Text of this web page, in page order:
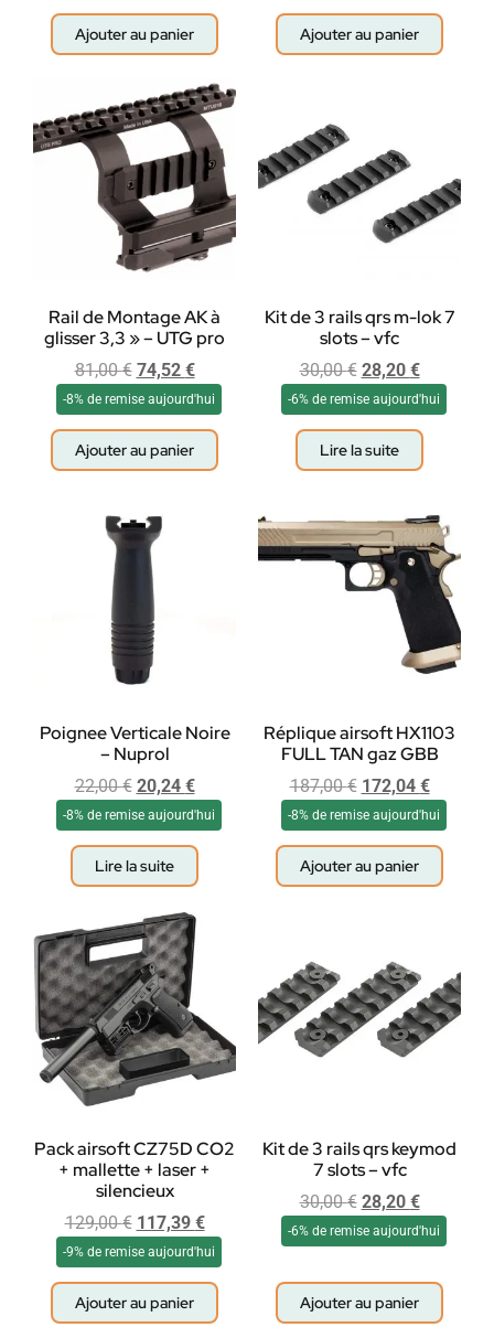
Ajouter au panier Ajouter au panier
Rail de Montage AK à
glisser 3,3 » – UTG pro
81,00€ 74,52 €
-8% de remise aujourd'hui
Ajouter au panier
Kit de 3 rails qrs m-lok 7
slots – vfc
30,00€ 28,20 €
-6% de remise aujourd'hui
Lire la suite
Poignee Verticale Noire
– Nuprol
22,00€ 20,24 €
-8% de remise aujourd'hui
Lire la suite
Réplique airsoft HX1103
FULL TAN gaz GBB
187,00€ 172,04 €
-8% de remise aujourd'hui
Ajouter au panier
Pack airsoft CZ75D CO2
+ mallette + laser +
silencieux
129,00€ 117,39 €
-9% de remise aujourd'hui
Ajouter au panier
Kit de 3 rails qrs keymod
7 slots – vfc
30,00€ 28,20 €
-6% de remise aujourd'hui
Ajouter au panier